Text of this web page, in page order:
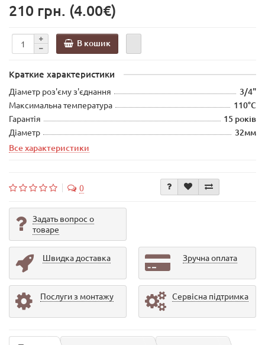
210 грн. (4.00€)
В кошик
Краткие характеристики
Діаметр роз'єму з'єднання 3/4"
Максимальна температура 110°C
Гарантія 15 років
Діаметр
32мм
Все характеристики
0
Задать вопрос о
товаре
Швидка доставка Зручна оплата
Послуги з монтажу Сервісна підтримка